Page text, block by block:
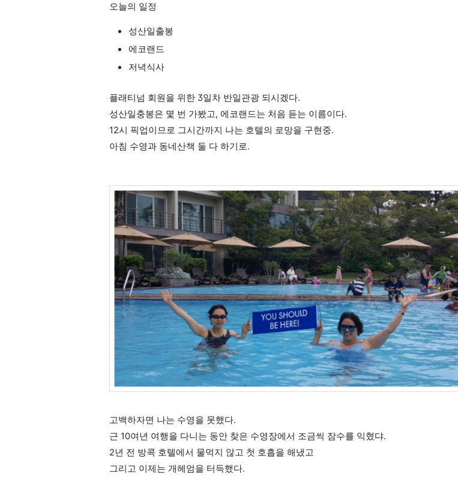
오늘의 일정
성산일출봉
에코랜드
저녁식사
플래티넘 회원을 위한 3일차 반일관광 되시겠다.
성산일충봉은 몇 번 가봤고, 에코랜드는 처음 듣는 이름이다.
12시 픽업이므로 그시간까지 나는 호텔의 로망을 구현중.
아침 수영과 동네산책 둘 다 하기로.
고백하자면 나는 수영을 못했다.
근 10여년 여행을 다니는 동안 찾은 수영장에서 조금씩 잠수를 익혔댜.
2년 전 방콕 호텔에서 물먹지 않고 첫 호흡을 해냈고
그리고 이제는 개헤엄을 터득했다.